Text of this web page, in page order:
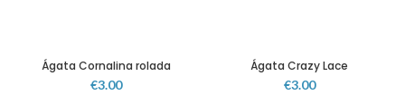
Ágata Cornalina rolada
€3.00
Ágata Crazy Lace
€3.00